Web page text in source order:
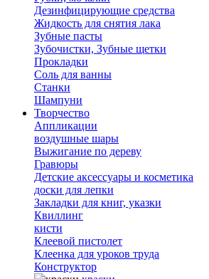
Дезинфицирующие средства
Жидкость для снятия лака
Зубные пасты
Зубочистки, Зубные щетки
Прокладки
Соль для ванны
Станки
Шампуни
Творчество
Аппликации
воздушные шары
Выжигание по дереву
Гравюры
Детские аксессуары и косметика
доски для лепки
Закладки для книг, указки
Квиллинг
кисти
Клеевой пистолет
Клеенка для уроков труда
Конструктор